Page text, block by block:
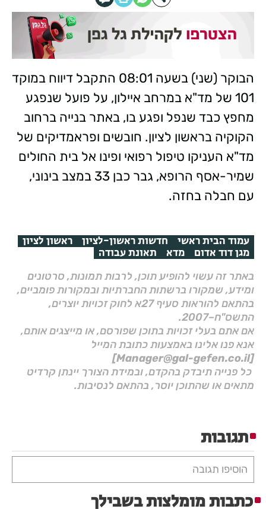
הבוקר (שני) בשעה 08:01 התקבל דיווח במוקד
101 של מד"א במרחב איילון, על פועל שנפגע
מחפץ כבד שנפל ופגע בו, באתר בנייה ברחוב
הקוקיה בראשון לציון. חובשים ופראמדיקים של
מד"א העניקו טיפול רפואי ופינו אל בית החולים
שמיר-אסף הרופא, גבר כבן 33 במצב בינוני,
עם חבלה בחזה.
עמוד הבית ראשי חדשות ראשון-לציון ראשון לציון
מגן דוד אדום מדא תאונת עבודה
באתר זה עשוי להופיע תוכן, לרבות תמונות, סרטונים
ומידע, שמקורו ברשתות החברתיות ובמקורות פומביים,
בהתאם להוראות סעיף 27א לחוק זכויות יוצרים,
התשס"ח–2007.
אם אתם בעלי זכויות בתוכן שפורסם, או מייצגים אותם,
אנא פנו אלינו באמצעות כתובת המייל
[Manager@gal-gefen.co.il]
כל פנייה תיבדק בהקדם, ובמידת הצורך יינתן קרדיט
מתאים או שהתוכן יוסר, בהתאם לנסיבות.
תגובות
הוסיפו תגובה
כתבות מומלצות בשבילך